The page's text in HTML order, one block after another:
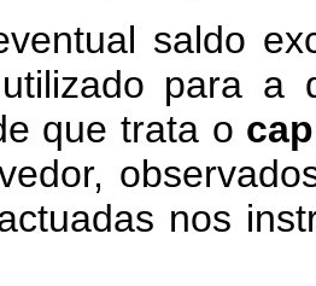
saldo
para a
que trata o
nos